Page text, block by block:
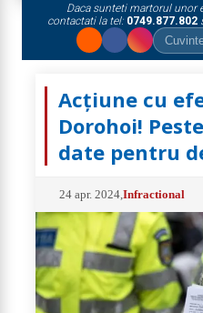
Daca sunteti martorul unor
contactati la tel: 0749.877.802
Acțiune cu
Dorohoi!
date pentru
24 apr. 2024 ,Infractional